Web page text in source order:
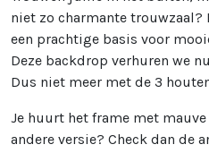
niet zo charmante trouwzaal?
een prachtige basis voor
Deze backdrop verhuren we
Dus niet meer met de 3
Je huurt het frame met
andere versie? Check dan de